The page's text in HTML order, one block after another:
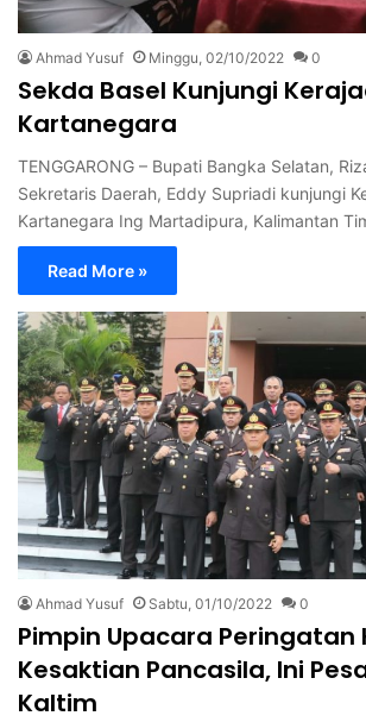
Ahmad Yusuf Minggu, 02/10/2022 0
Sekda Basel Kunjungi
Kartanegara
TENGGARONG – Bupati Bangka Selatan,
Sekretaris Daerah, Eddy Supriadi kunjungi
Kartanegara Ing Martadipura, Kalimantan
Read More »
Ahmad Yusuf Sabtu, 01/10/2022 0
Pimpin Upacara Peringatan
Kesaktian Pancasila, Ini
Kaltim